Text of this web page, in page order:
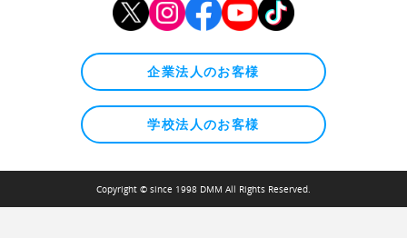
企業法人のお客様
学校法人のお客様
Copyright © since 1998 DMM All Rights Reserved.